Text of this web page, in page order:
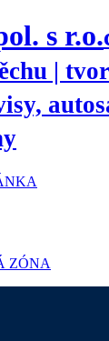
s r.o.
|
ZÓNA